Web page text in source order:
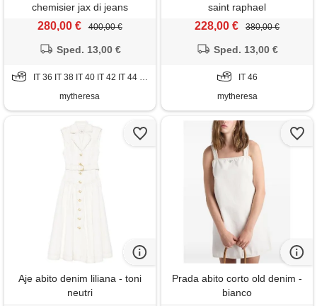
chemisier jax di jeans
280,00 € 400,00 €
Sped. 13,00 €
IT 36 IT 38 IT 40 IT 42 IT 44 IT 46 IT 52
mytheresa
saint raphael
228,00 € 380,00 €
Sped. 13,00 €
IT 46
mytheresa
Aje abito denim liliana - toni
neutri
Prada abito corto old denim -
bianco